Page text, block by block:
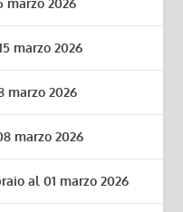
marzo 2026
marzo 2026
marzo 2026
marzo 2026
al 01 marzo 2026